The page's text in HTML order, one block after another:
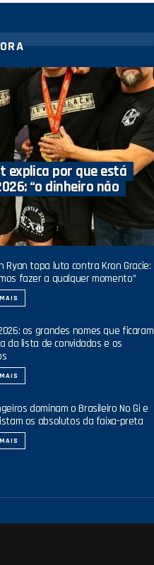
explica por que está
“o dinheiro não
Ryan topa luta contra Kron Gracie:
fazer a qualquer momento”
os grandes nomes que ficaram
da lista de convidados e os
dominam o Brasileiro No Gi e
os absolutos da faixa-preta